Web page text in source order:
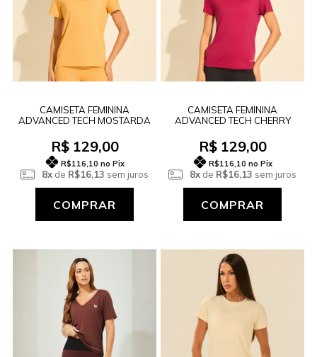
CAMISETA FEMININA
ADVANCED TECH MOSTARDA
R$ 129,00
R$116,10 no Pix
8xde R$16,13 sem juros
COMPRAR
CAMISETA FEMININA
ADVANCED TECH CHERRY
R$ 129,00
R$116,10 no Pix
8xde R$16,13 sem juros
COMPRAR